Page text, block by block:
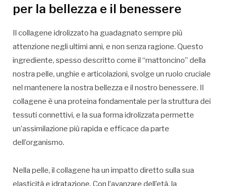
per la bellezza e il benessere
Il collagene idrolizzato ha guadagnato sempre più
attenzione negli ultimi anni, e non senza ragione. Questo
ingrediente, spesso descritto come il “mattoncino” della
nostra pelle, unghie e articolazioni, svolge un ruolo cruciale
nel mantenere la nostra bellezza e il nostro benessere. Il
collagene è una proteina fondamentale per la struttura dei
tessuti connettivi, e la sua forma idrolizzata permette
un’assimilazione più rapida e efficace da parte
dell’organismo.
Nella pelle, il collagene ha un impatto diretto sulla sua
elasticità e idratazione. Con l’avanzare dell’età, la